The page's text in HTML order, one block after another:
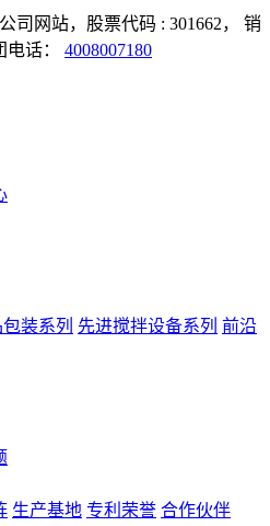
司网站，股票代码 : 301662，
销
电话： 4008007180
装系列 先进搅拌设备系列 前沿
生产基地 专利荣誉 合作伙伴